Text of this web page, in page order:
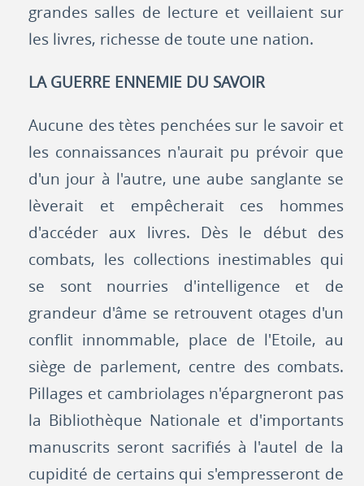
grandes salles de lecture et veillaient sur
les livres, richesse de toute une nation.
LA GUERRE ENNEMIE DU SAVOIR
Aucune des tètes penchées sur le savoir et
les connaissances n'aurait pu prévoir que
d'un jour à l'autre, une aube sanglante se
lèverait et empêcherait ces hommes
d'accéder aux livres. Dès le début des
combats, les collections inestimables qui
se sont nourries d'intelligence et de
grandeur d'âme se retrouvent otages d'un
conflit innommable, place de l'Etoile, au
siège de parlement, centre des combats.
Pillages et cambriolages n'épargneront pas
la Bibliothèque Nationale et d'importants
manuscrits seront sacrifiés à l'autel de la
cupidité de certains qui s'empresseront de